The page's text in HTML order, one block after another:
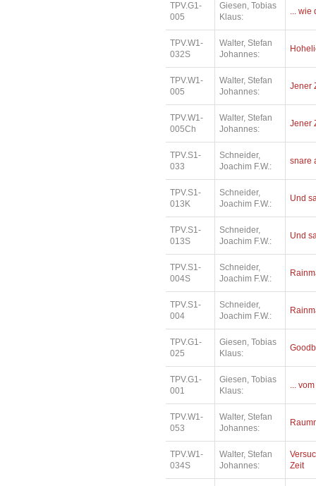
TPV.G1-
005
Giesen, Tobias
Klaus:
... wie
TPV.W1-
032S
Walter, Stefan
Johannes:
TPV.W1-
005
Walter, Stefan
Johannes:
Jener
TPV.W1-
005Ch
Walter, Stefan
Johannes:
Jener
TPV.S1-
033
Schneider,
Joachim F.W.:
snare
TPV.S1-
013K
Schneider,
Joachim F.W.:
Und
TPV.S1-
013S
Schneider,
Joachim F.W.:
Und
TPV.S1-
004S
Schneider,
Joachim F.W.:
TPV.S1-
004
Schneider,
Joachim F.W.:
TPV.G1-
025
Giesen, Tobias
Klaus:
TPV.G1-
001
Giesen, Tobias
Klaus:
...
TPV.W1-
053
Walter, Stefan
Johannes:
TPV.W1-
034S
Walter, Stefan
Johannes:
Zeit